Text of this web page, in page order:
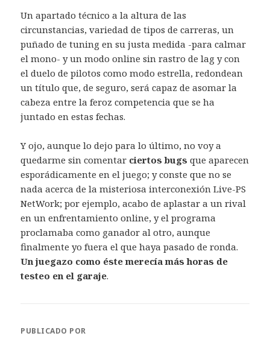
Un apartado técnico a la altura de las
circunstancias, variedad de tipos de carreras, un
puñado de tuning en su justa medida -para calmar
el mono- y un modo online sin rastro de lag y con
el duelo de pilotos como modo estrella, redondean
un título que, de seguro, será capaz de asomar la
cabeza entre la feroz competencia que se ha
juntado en estas fechas.
Y ojo, aunque lo dejo para lo último, no voy a
quedarme sin comentar ciertos bugs que aparecen
esporádicamente en el juego; y conste que no se
nada acerca de la misteriosa interconexión Live-PS
NetWork; por ejemplo, acabo de aplastar a un rival
en un enfrentamiento online, y el programa
proclamaba como ganador al otro, aunque
finalmente yo fuera el que haya pasado de ronda.
Un juegazo como éste merecía más horas de
testeo en el garaje.
PUBLICADO POR